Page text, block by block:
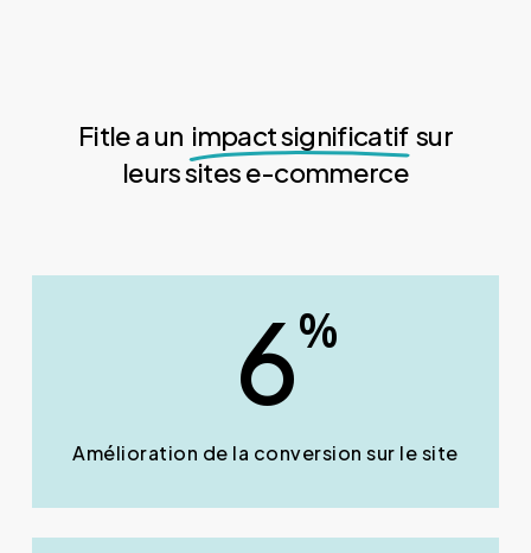
Fitle a un impact significatif sur
leurs sites e-commerce
6%
Amélioration de la conversion sur le site